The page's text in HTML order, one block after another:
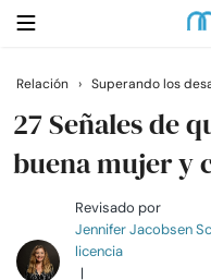
Buscar
Casarse
Relaciones
Relación › Superando los
27 Señales de
buena mujer y
Revisado por
Jennifer Jacobsen
licencia
|